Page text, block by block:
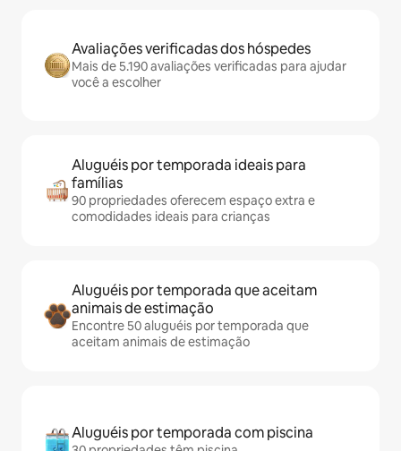
Avaliações verificadas dos hóspedes
Mais de 5.190 avaliações verificadas para ajudar
você a escolher
Aluguéis por temporada ideais para
famílias
90 propriedades oferecem espaço extra e
comodidades ideais para crianças
Aluguéis por temporada que aceitam
animais de estimação
Encontre 50 aluguéis por temporada que
aceitam animais de estimação
Aluguéis por temporada com piscina